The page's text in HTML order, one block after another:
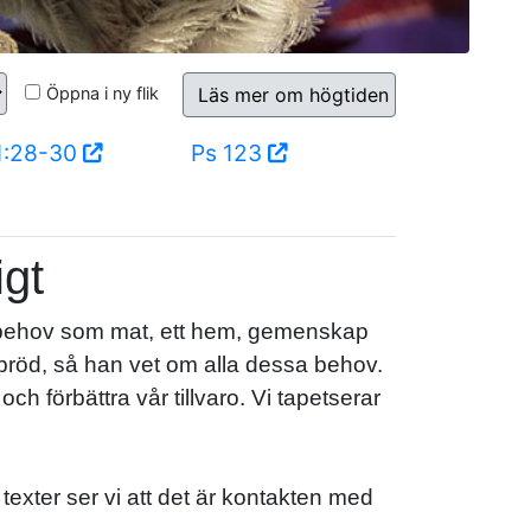
Öppna i ny flik Läs mer om högtiden
30 Ps 123
som mat, ett hem, gemenskap
så han vet om alla dessa behov.
förbättra vår tillvaro. Vi tapetserar
ser vi att det är kontakten med